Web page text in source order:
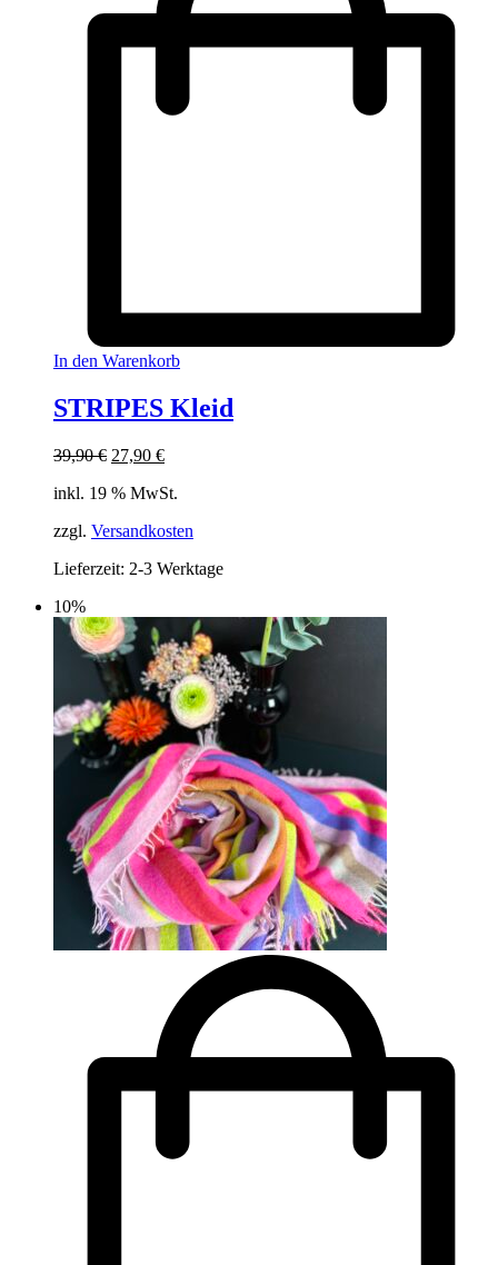
In den Warenkorb
STRIPES Kleid
39,90€ Ursprünglicher
war:
27,90 €Aktueller
ist:
inkl. 19 % MwSt.
zzgl. Versandkosten
Lieferzeit: 2-3 Werktage
10%